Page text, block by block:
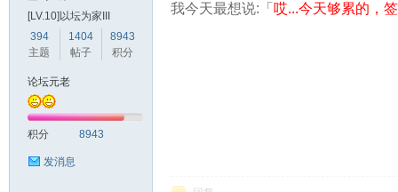
[LV.10]以坛为家III
394
主题
1404
帖子
8943
积分
论坛元老
积分 8943
发消息
我今天最想说:「 哎...今天够累的，